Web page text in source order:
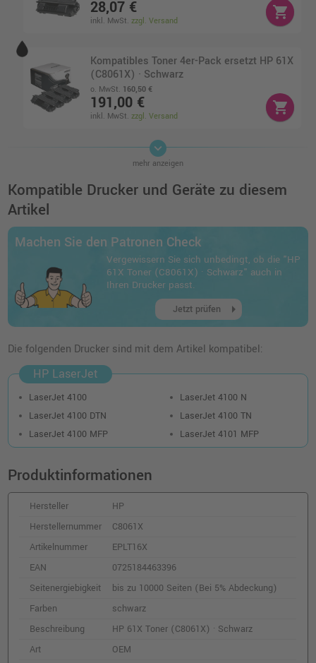
28,07 €
inkl. MwSt.zzgl. Versand
shopping_cart
Kompatibles Toner 4er-Pack ersetzt HP 61X
(C8061X) · Schwarz
o. MwSt. 160,50 €
191,00 €
inkl. MwSt.zzgl. Versand
shopping_cart
HP 61A Toner (C8061A) · Schwarz
11,00 €
inkl. MwSt.zzgl. Versand
shopping_cart
Kompatibler Toner ersetzt HP C8061A 61A
o. MwSt.20,16 €
23,99 €
inkl. MwSt. zzgl. Versand
keyboard_arrow_down
mehr anzeigen
Kompatible Drucker und Geräte zu diesem
Artikel
Machen Sie den Patronen Check
Vergewissern Sie sich unbedingt, ob die "HP
61X Toner (C8061X) · Schwarz" auch in
Ihren Drucker passt.
Jetzt prüfen arrow_right
Die folgenden Drucker sind mit dem Artikel kompatibel:
HP LaserJet
LaserJet 4100
LaserJet 4100 DTN
LaserJet 4100 MFP
LaserJet 4100 N
LaserJet 4100 TN
LaserJet 4101 MFP
Produktinformationen
Hersteller
HP
Herstellernummer
C8061X
Artikelnummer
EPLT16X
EAN
0725184463396
Seitenergiebigkeit
bis zu 10000 Seiten (Bei 5% Abdeckung)
Farben
schwarz
Beschreibung
HP 61X Toner (C8061X) · Schwarz
Art
OEM